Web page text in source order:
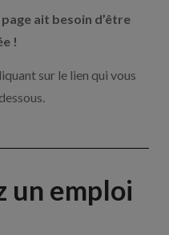
ait besoin d’être
!
sur le lien qui vous
un emploi